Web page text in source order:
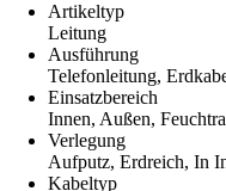
Artikeltyp
Leitung
Ausführung
Telefonleitung,
Einsatzbereich
Innen, Außen,
Verlegung
Aufputz, Erdreich, In
Kabeltyp